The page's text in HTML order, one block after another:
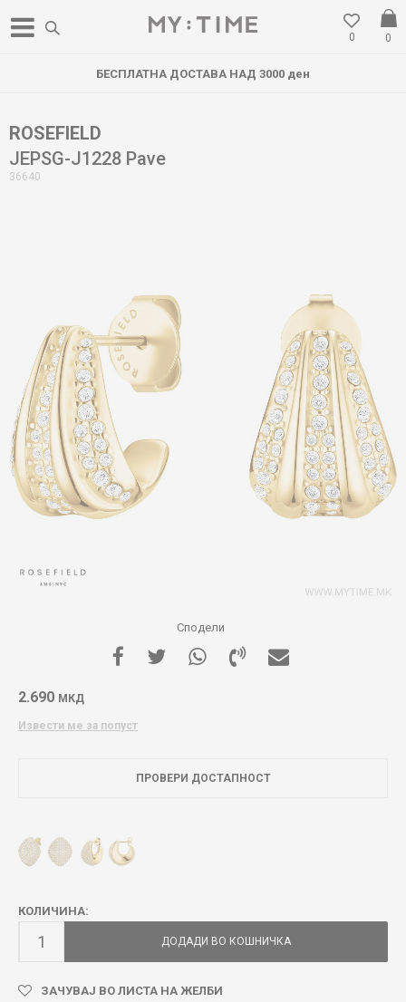
0
0
БЕСПЛАТНА ДОСТАВА НАД 3000 ден
ROSEFIELD
JEPSG-J1228 Pave
36640
Сподели
2.690 МКД
Извести ме за попуст
ПРОВЕРИ ДОСТАПНОСТ
КОЛИЧИНА:
ДОДАДИ ВО КОШНИЧКА
ЗАЧУВАЈ ВО ЛИСТА НА ЖЕЛБИ